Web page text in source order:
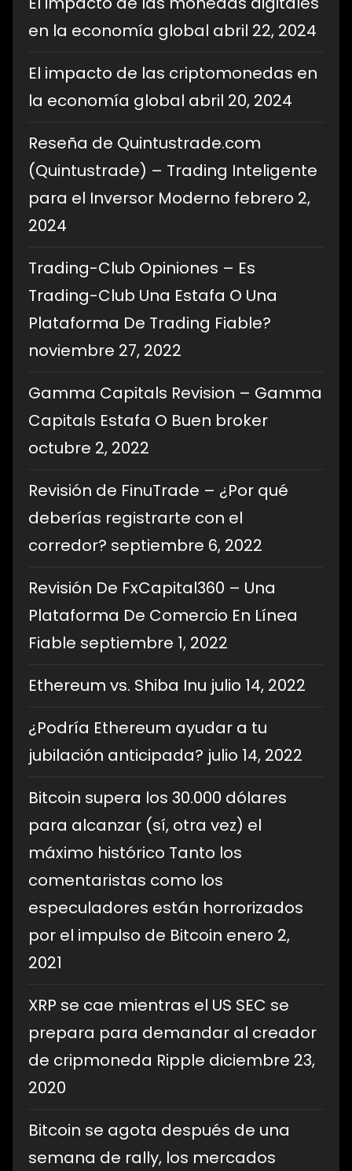
en la economía global abril 22, 2024
El impacto de las criptomonedas en
la economía global abril 20, 2024
Reseña de Quintustrade.com
(Quintustrade) – Trading Inteligente
para el Inversor Moderno febrero 2,
2024
Trading-Club Opiniones – Es
Trading-Club Una Estafa O Una
Plataforma De Trading Fiable?
noviembre 27, 2022
Gamma Capitals Revision – Gamma
Capitals Estafa O Buen broker
octubre 2, 2022
Revisión de FinuTrade – ¿Por qué
deberías registrarte con el
corredor? septiembre 6, 2022
Revisión De FxCapital360 – Una
Plataforma De Comercio En Línea
Fiable septiembre 1, 2022
Ethereum vs. Shiba Inu julio 14, 2022
¿Podría Ethereum ayudar a tu
jubilación anticipada? julio 14, 2022
Bitcoin supera los 30.000 dólares
para alcanzar (sí, otra vez) el
máximo histórico Tanto los
comentaristas como los
especuladores están horrorizados
por el impulso de Bitcoin enero 2,
2021
XRP se cae mientras el US SEC se
prepara para demandar al creador
de cripmoneda Ripple diciembre 23,
2020
Bitcoin se agota después de una
semana de rally, los mercados